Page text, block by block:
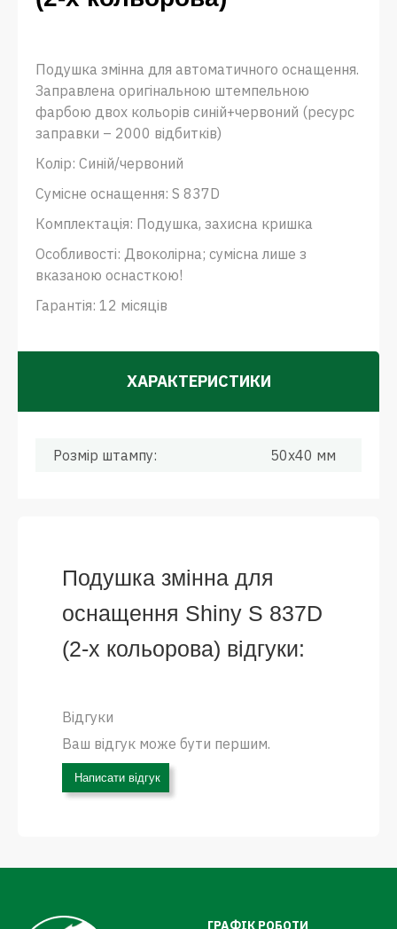
Подушка змінна для автоматичного оснащення.
Заправлена ​​оригінальною штемпельною
фарбою двох кольорів синій+червоний (ресурс
заправки – 2000 відбитків)
Колір: Синій/червоний
Сумісне оснащення: S 837D
Комплектація: Подушка, захисна кришка
Особливості: Двоколірна; сумісна лише з
вказаною оснасткою!
Гарантія: 12 місяців
ХАРАКТЕРИСТИКИ
Розмір штампу: 50x40 мм
Подушка змінна для
оснащення Shiny S 837D
(2-х кольорова) відгуки:
Відгуки
Ваш відгук може бути першим.
Написати відгук
ГРАФІК РОБОТИ